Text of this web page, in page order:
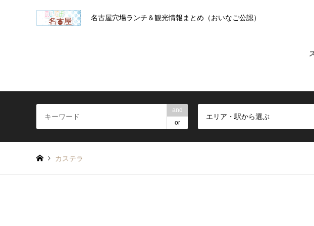
名古屋穴場ランチ＆観光情報まとめ（おいなご公認）
and
or
エリア・駅から選ぶ
カステラ